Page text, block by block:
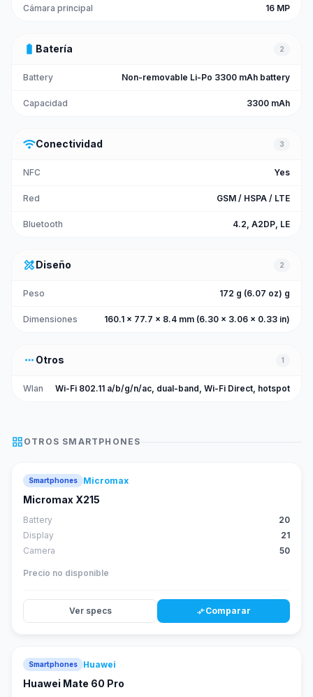
Cámara principal 16 MP
battery_full Batería 2
Battery Non-removable Li-Po 3300 mAh battery
Capacidad 3300 mAh
wifiConectividad 3
NFC Yes
Red GSM / HSPA / LTE
Bluetooth 4.2, A2DP, LE
design_servicesDiseño 2
Peso 172 g (6.07 oz) g
Dimensiones 160.1 x 77.7 x 8.4 mm (6.30 x 3.06 x 0.33 in)
more_horiz Otros 1
Wlan Wi-Fi 802.11 a/b/g/n/ac, dual-band, Wi-Fi Direct, hotspot
grid_view OTROS SMARTPHONES
Smartphones Micromax
Micromax X215
Battery
20
Display
21
Camera
50
Precio no disponible
Ver specs compare_arrowsComparar
Smartphones Huawei
Huawei Mate 60 Pro